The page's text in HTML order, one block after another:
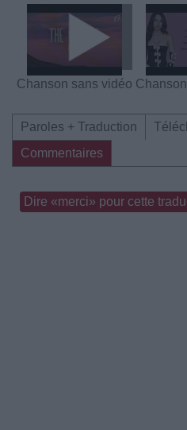
Chanson sans vidéo
Paroles + Traduction
Commentaires
Dire «merci» pour cette